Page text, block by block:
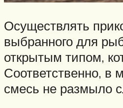
Осуществлять
выбранного для
открытым типом,
Соответственно, в
смесь не размыло